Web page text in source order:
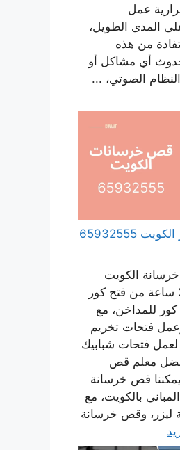
عمل
المدى الطويل،
من هذه
أي مشاكل أو
الصوتي، ...
قص خرسانه بالليزر الكويت 65932555
الكويت
متاحة على مدار 24 ساعة من فتح كور
للمداخن، مع
فتحات تخريم
لعمل فتحات شبابيك
معلم قص
قص خرسانة
بالكويت، مع
ليزر، وقص خرسانة